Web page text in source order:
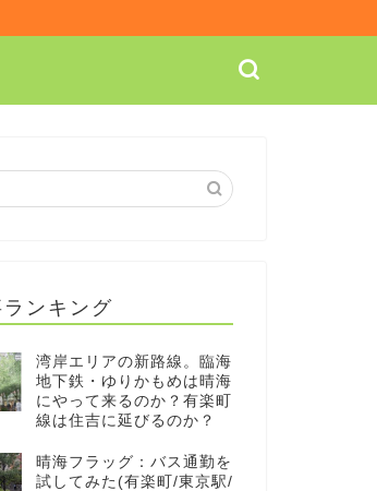
ランキング
湾岸エリアの新路線。臨海
地下鉄・ゆりかもめは晴海
にやって来るのか？有楽町
線は住吉に延びるのか？
晴海フラッグ：バス通勤を
試してみた(有楽町/東京駅/